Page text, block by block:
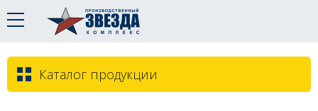
Каталог продукции